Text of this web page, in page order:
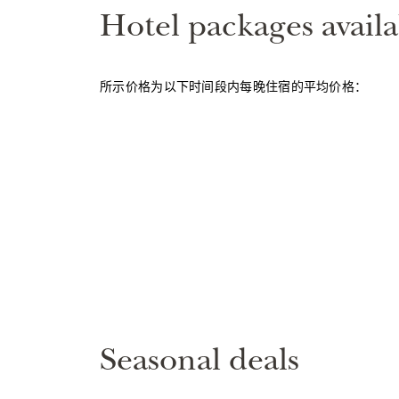
Hotel packages
所示价格为以下时间段内每晚住宿的平均价格：
Seasonal deals